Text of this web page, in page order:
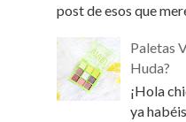
post de esos que
Paletas
Huda?
¡Hola
ya